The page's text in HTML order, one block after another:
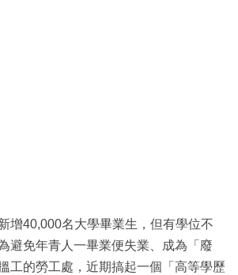
增40,000名大學畢業生，但有學位不
避免年青人一畢業便失業、成為「廢
工的勞工處，近期搞起一個「高等學歷